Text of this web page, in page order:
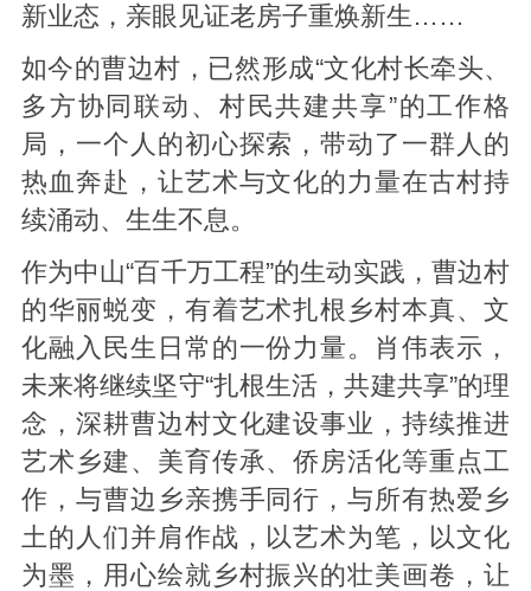
新业态，亲眼见证老房子重焕新生……
如今的曹边村，已然形成“文化村长牵头、
多方协同联动、村民共建共享”的工作格
局，一个人的初心探索，带动了一群人的
热血奔赴，让艺术与文化的力量在古村持
续涌动、生生不息。
作为中山“百千万工程”的生动实践，曹边村
的华丽蜕变，有着艺术扎根乡村本真、文
化融入民生日常的一份力量。肖伟表示，
未来将继续坚守“扎根生活，共建共享”的理
念，深耕曹边村文化建设事业，持续推进
艺术乡建、美育传承、侨房活化等重点工
作，与曹边乡亲携手同行，与所有热爱乡
土的人们并肩作战，以艺术为笔，以文化
为墨，用心绘就乡村振兴的壮美画卷，让